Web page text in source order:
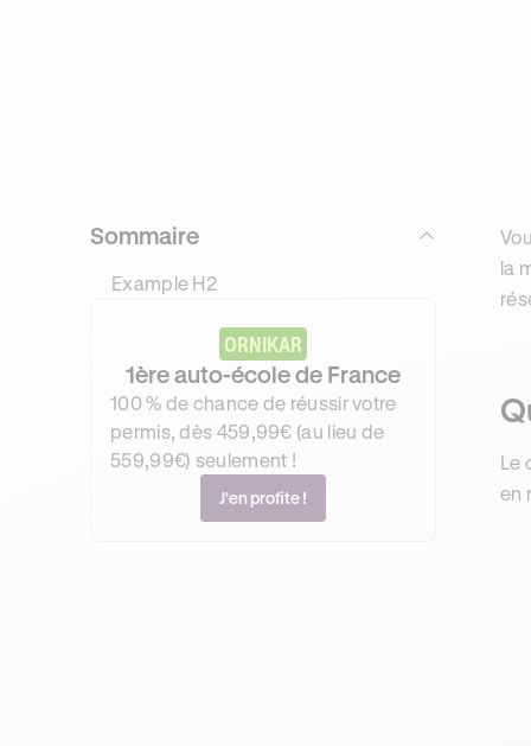
Sommaire
Example H2
ORNIKAR
1ère auto-école de France
100 % de chance de réussir votre
permis, dès 459,99€ (au lieu de
559,99€) seulement !
J'en profite !
la
Le
en